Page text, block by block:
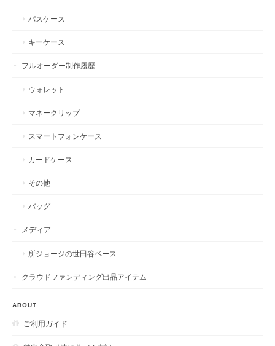
パスケース
キーケース
フルオーダー制作履歴
ウォレット
マネークリップ
スマートフォンケース
カードケース
その他
バッグ
メディア
所ジョージの世田谷ベース
クラウドファンディング出品アイテム
ABOUT
ご利用ガイド